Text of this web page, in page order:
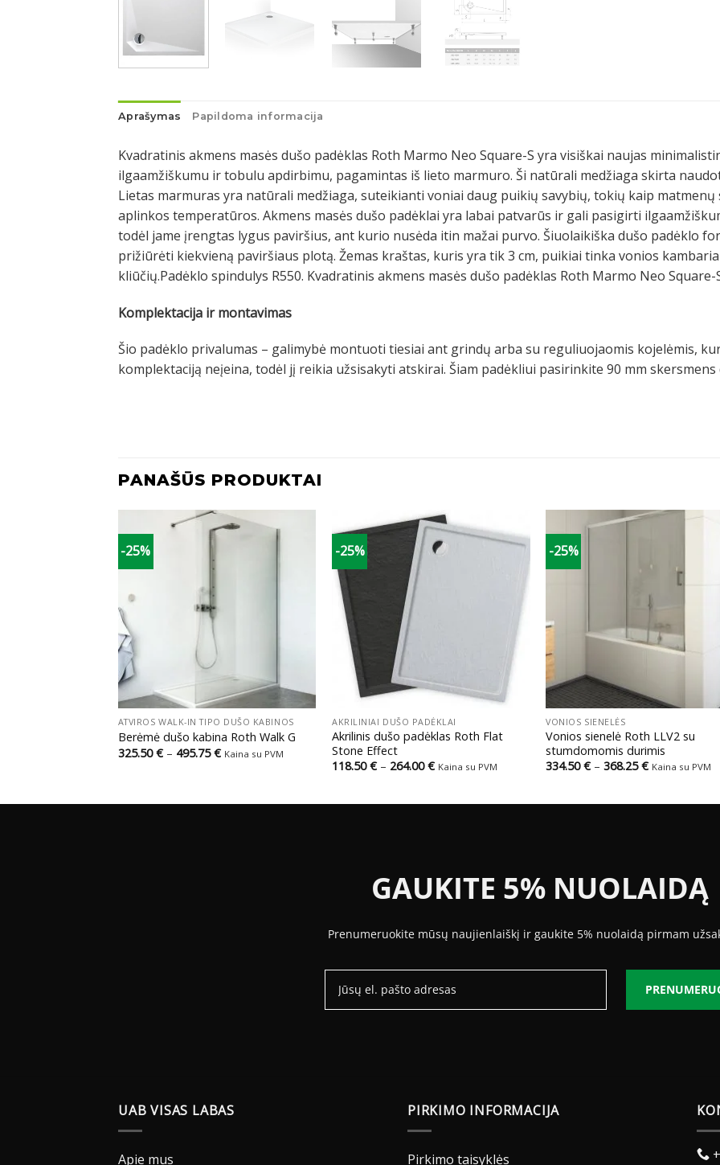
Aprašymas Papildoma informacija
Kvadratinis akmens masės dušo padėklas Roth Marmo Neo Square-S yra visiškai naujas
ilgaamžiškumu ir tobulu apdirbimu, pagamintas iš lieto marmuro. Ši natūrali medžiaga skirta
Lietas marmuras yra natūrali medžiaga, suteikianti voniai daug puikių savybių, tokių kaip
aplinkos temperatūros. Akmens masės dušo padėklai yra labai patvarūs ir gali pasigirti
todėl jame įrengtas lygus paviršius, ant kurio nusėda itin mažai purvo. Šiuolaikiška dušo padėklo
prižiūrėti kiekvieną paviršiaus plotą. Žemas kraštas, kuris yra tik 3 cm, puikiai tinka vonios
kliūčių.Padėklo spindulys R550. Kvadratinis akmens masės dušo padėklas Roth Marmo Neo
Komplektacija ir montavimas
Šio padėklo privalumas – galimybė montuoti tiesiai ant grindų arba su reguliuojaomis kojelėmis,
komplektaciją neįeina, todėl jį reikia užsisakyti atskirai. Šiam padėkliui pasirinkite 90 mm skersmens
PANAŠŪS PRODUKTAI
-25%
ATVIROS WALK-IN TIPO DUŠO KABINOS
Berėmė dušo kabina Roth Walk G
325.50€ – 495.75€Price
Kaina su PVM
-25%
AKRILINIAI DUŠO PADĖKLAI
Akrilinis dušo padėklas Roth Flat
Stone Effect
118.50€ – 264.00€Price
Kaina su PVM
-25%
+
VONIOS SIENELĖS
Vonios sienelė Roth LLV2 su
stumdomomis durimis
334.50€ – 368.25€Price
Kaina su PVM
GAUKITE 5% NUOLAIDĄ
Prenumeruokite mūsų naujienlaiškį ir gaukite 5% nuolaidą pirmam
UAB VISAS LABAS
Apie mus
PIRKIMO INFORMACIJA
Pirkimo taisyklės